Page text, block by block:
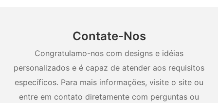
Contate-Nos
Congratulamo-nos com designs e idéias
personalizados e é capaz de atender aos requisitos
específicos. Para mais informações, visite o site ou
entre em contato diretamente com perguntas ou